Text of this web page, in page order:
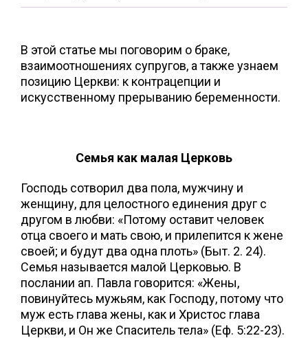
В этой статье мы поговорим о браке,
взаимоотношениях супругов, а также узнаем
позицию Церкви: к контрацепции и
искусственному прерыванию беременности.
Семья как малая Церковь
Господь сотворил два пола, мужчину и
женщину, для целостного единения друг с
другом в любви: «Потому оставит человек
отца своего и мать свою, и прилепится к жене
своей; и будут два одна плоть» (Быт. 2. 24).
Семья называется малой Церковью. В
послании ап. Павла говорится: «Жены,
повинуйтесь мужьям, как Господу, потому что
муж есть глава жены, как и Христос глава
Церкви, и Он же Спаситель тела» (Еф. 5:22-23).